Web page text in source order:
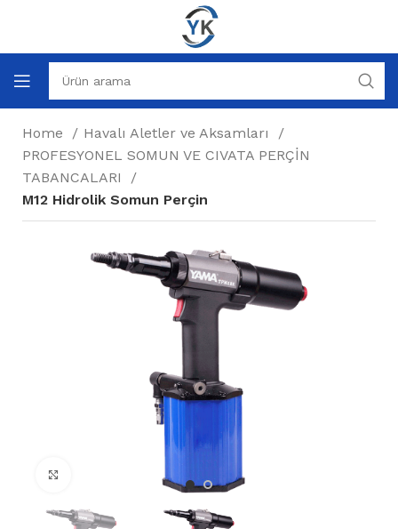
Home
Havalı Aletler ve Aksamları
PROFESYONEL SOMUN VE CIVATA PERÇİN
TABANCALARI
M12 Hidrolik Somun Perçin
Büyütmek için tıklayın